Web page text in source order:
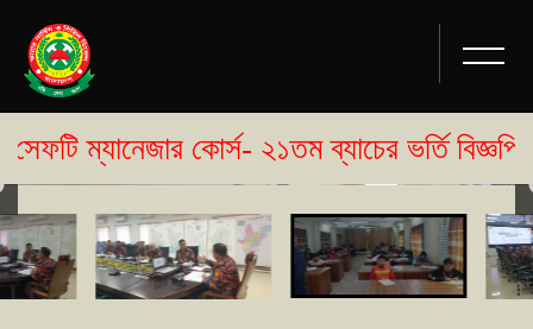
কোর্স- ২১তম ব্যাচের ভর্তি বিজ্ঞপ্তি